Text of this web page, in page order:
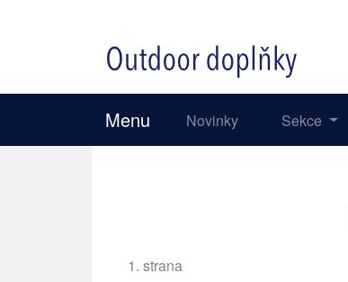
Menu Novinky Sekce
1. strana